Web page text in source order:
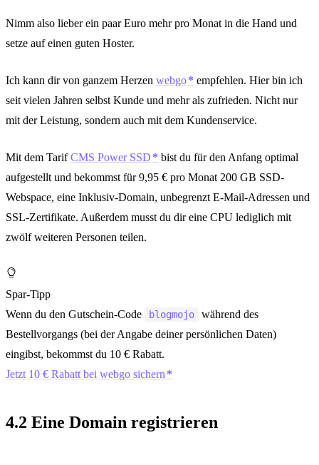
Nimm also lieber ein paar Euro mehr pro Monat in die Hand und
setze auf einen guten Hoster.
Ich kann dir von ganzem Herzen webgo
empfehlen. Hier bin ich
seit vielen Jahren selbst Kunde und mehr als zufrieden. Nicht nur
mit der Leistung, sondern auch mit dem Kundenservice.
Mit dem TarifCMS Power SSD
bist du für den Anfang optimal
aufgestellt und bekommst für 9,95 € pro Monat 200 GB SSD-
Webspace, eine Inklusiv-Domain, unbegrenzt E-Mail-Adressen und
SSL-Zertifikate. Außerdem musst du dir eine CPU lediglich mit
zwölf weiteren Personen teilen.
Spar-Tipp
Wenn du den Gutschein-Code
blogmojo
während des
Bestellvorgangs (bei der Angabe deiner persönlichen Daten)
eingibst, bekommst du 10 € Rabatt.
Jetzt 10 € Rabatt bei webgo sichern
4.2 Eine Domain registrieren